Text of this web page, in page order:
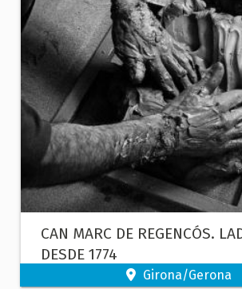
CAN MARC DE REGENCÓS.
DESDE 1774
Girona/Gerona